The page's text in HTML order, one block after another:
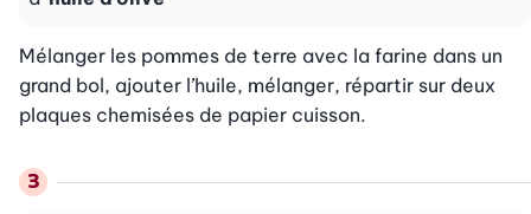
Mélanger les pommes de terre avec la farine dans un
grand bol, ajouter l’huile, mélanger, répartir sur deux
plaques chemisées de papier cuisson.